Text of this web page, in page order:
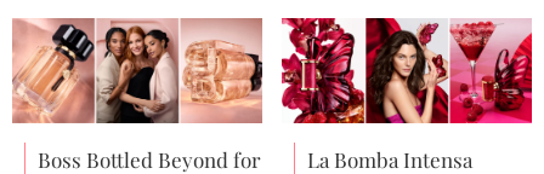
Boss Bottled Beyond for
La Bomba Intensa